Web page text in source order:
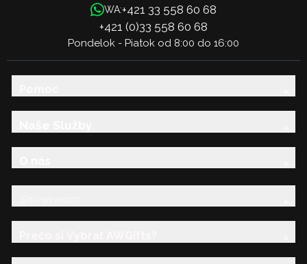
WA:+421 33 558 60 68
+421 (0)33 558 60 68
Pondelok - Piatok od 8:00 do 16:00